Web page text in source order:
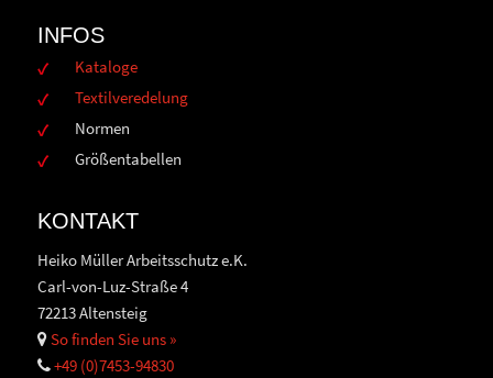
INFOS
Kataloge
Textilveredelung
Normen
Größentabellen
KONTAKT
Heiko Müller Arbeitsschutz e.K.
Carl-von-Luz-Straße 4
72213 Altensteig
So finden Sie uns »
+49 (0)7453-94830